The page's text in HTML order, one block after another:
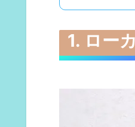
1. ロー